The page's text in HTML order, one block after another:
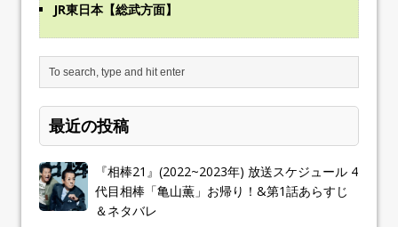
JR東日本【総武方面】
最近の投稿
『相棒21』(2022~2023年) 放送スケジュール 4
代目相棒「亀山薫」お帰り！&第1話あらすじ
＆ネタバレ